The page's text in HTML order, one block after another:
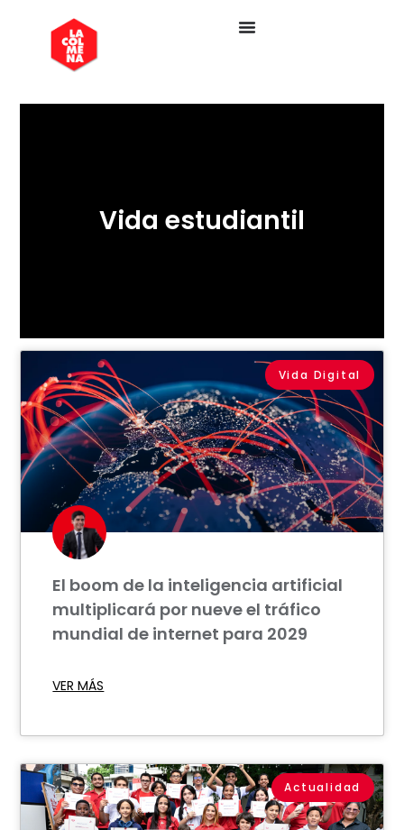
Vida estudiantil
Vida Digital
El boom de la inteligencia artificial
multiplicará por nueve el tráfico
mundial de internet para 2029
VER MÁS
Actualidad